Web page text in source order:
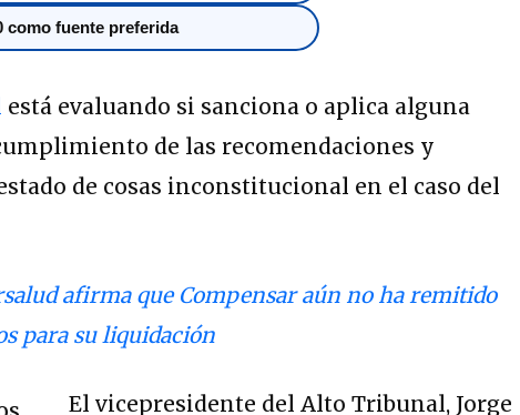
como fuente preferida
está evaluando si sanciona o aplica alguna
de las recomendaciones y
de cosas inconstitucional en el caso del
afirma que Compensar aún no ha remitido
para su liquidación
El vicepresidente del Alto Tribunal, Jorge